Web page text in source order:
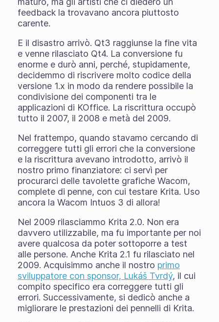
feedback la trovavano ancora piuttosto
carente.
E il disastro arrivò. Qt3 raggiunse la fine vita
e venne rilasciato Qt4. La conversione fu
enorme e durò anni, perché, stupidamente,
decidemmo di riscrivere molto codice della
versione 1.x in modo da rendere possibile la
condivisione dei componenti tra le
applicazioni di KOffice. La riscrittura occupò
tutto il 2007, il 2008 e metà del 2009.
Nel frattempo, quando stavamo cercando di
correggere tutti gli errori che la conversione
e la riscrittura avevano introdotto, arrivò il
nostro primo finanziatore: ci servì per
procurarci delle tavolette grafiche Wacom,
complete di penne, con cui testare Krita. Uso
ancora la Wacom Intuos 3 di allora!
Nel 2009 rilasciammo Krita 2.0. Non era
davvero utilizzabile, ma fu importante per noi
avere qualcosa da poter sottoporre a test
alle persone. Anche Krita 2.1 fu rilasciato nel
2009. Acquisimmo anche il nostro primo
sviluppatore con sponsor, Lukáš Tvrdý, il cui
compito specifico era correggere tutti gli
errori. Successivamente, si dedicò anche a
migliorare le prestazioni dei pennelli di Krita.